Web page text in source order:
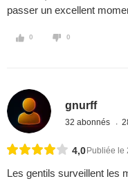
passer un excellent
0 0
gnurff
32 abonnés
4,0 Publiée le
Les gentils surveillent les